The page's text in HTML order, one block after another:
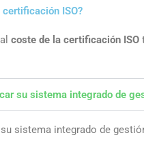
ISO?
coste de la certificación ISO
su sistema integrado de
sistema integrado de